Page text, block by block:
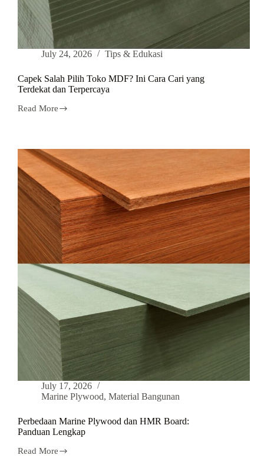
July 24, 2026 Tips & Edukasi
Capek Salah Pilih Toko MDF? Ini Cara Cari yang
Terdekat dan Terpercaya
Read More
July 17, 2026
Marine Plywood, Material Bangunan
Perbedaan Marine Plywood dan HMR Board:
Panduan Lengkap
Read More